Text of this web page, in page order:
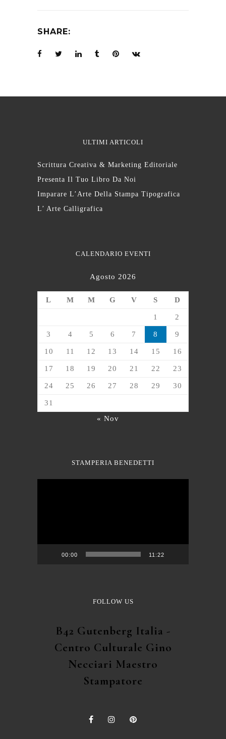
SHARE:
ULTIMI ARTICOLI
Scrittura Creativa & Marketing Editoriale
Presenta Il Tuo Libro Da Noi
Imparare L’Arte Della Stampa Tipografica
L’ Arte Calligrafica
CALENDARIO EVENTI
Agosto 2026
L M M G V S D
1 2
3 4 5 6 7 8 9
10 11 12 13 14 15 16
17 18 19 20 21 22 23
24 25 26 27 28 29 30
31
« Nov
STAMPERIA BENEDETTI
00:00 11:22
FOLLOW US
B42 Gutenberg Italia -
Centro Culturale Gino
Necciari Maestro
Stampatore